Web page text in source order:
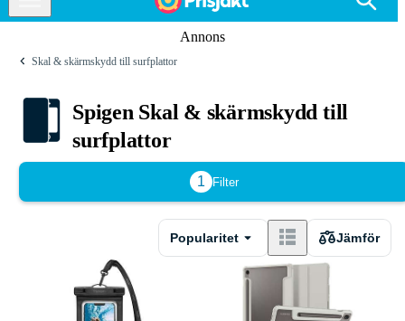
Annons
Skal & skärmskydd till surfplattor
Spigen Skal & skärmskydd till
surfplattor
1 Filter
Popularitet Jämför